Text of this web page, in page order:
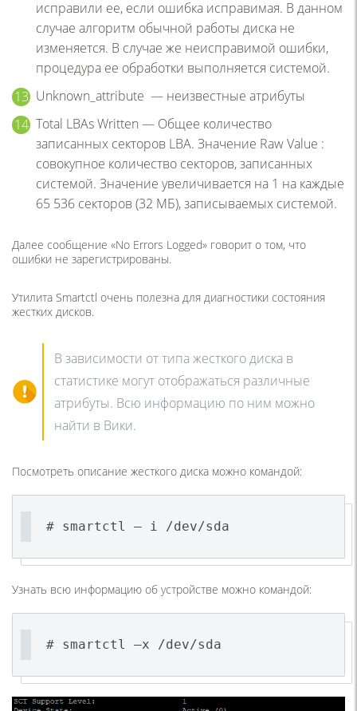
исправили ее, если ошибка исправимая. В данном
случае алгоритм обычной работы диска не
изменяется. В случае же неисправимой ошибки,
процедура ее обработки выполняется системой.
Unknown_attribute — неизвестные атрибуты
Total LBAs Written — Общее количество
записанных секторов LBA. Значение Raw Value :
совокупное количество секторов, записанных
системой. Значение увеличивается на 1 на каждые
65 536 секторов (32 МБ), записываемых системой.
Далее сообщение «No Errors Logged» говорит о том, что
ошибки не зарегистрированы.
Утилита Smartctl очень полезна для диагностики состояния
жестких дисков.
В зависимости от типа жесткого диска в
статистике могут отображаться различные
атрибуты. Всю информацию по ним можно
найти в Вики.
Посмотреть описание жесткого диска можно командой:
# smartctl – i /dev/sda
Узнать всю информацию об устройстве можно командой:
# smartctl –x /dev/sda